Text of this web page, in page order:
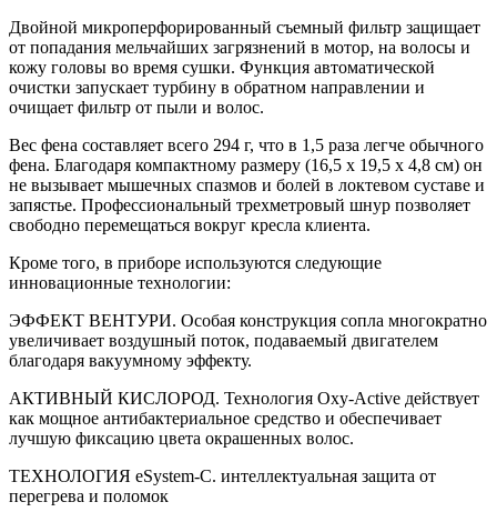
Двойной микроперфорированный съемный фильтр защищает
от попадания мельчайших загрязнений в мотор, на волосы и
кожу головы во время сушки. Функция автоматической
очистки запускает турбину в обратном направлении и
очищает фильтр от пыли и волос.
Вес фена составляет всего 294 г, что в 1,5 раза легче обычного
фена. Благодаря компактному размеру (16,5 x 19,5 x 4,8 см) он
не вызывает мышечных спазмов и болей в локтевом суставе и
запястье. Профессиональный трехметровый шнур позволяет
свободно перемещаться вокруг кресла клиента.
Кроме того, в приборе используются следующие
инновационные технологии:
ЭФФЕКТ ВЕНТУРИ. Особая конструкция сопла многократно
увеличивает воздушный поток, подаваемый двигателем
благодаря вакуумному эффекту.
АКТИВНЫЙ КИСЛОРОД. Технология Oxy-Active действует
как мощное антибактериальное средство и обеспечивает
лучшую фиксацию цвета окрашенных волос.
ТEХНОЛОГИЯ eSystem-C. интеллектуальная защита от
перегрева и поломок